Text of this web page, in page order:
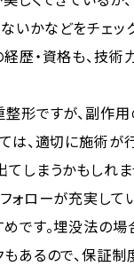
いかなどをチェッ
経歴・資格も、技
整形ですが、副作
は、適切に施術が
しまうかもしれ
ォローが充実して
めです。埋没法の
もあるので、保証